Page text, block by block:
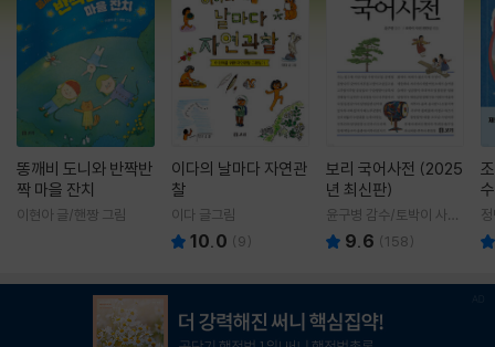
똥깨비 도니와 반짝반
짝 마을 잔치
이현아 글/핸짱 그림
이다의 날마다 자연관
찰
이다 글그림
10.0 (9)
보리 국어사전 (2025
년 최신판)
윤구병 감수/토박이 사전
편찬실 편
9.6 (158)